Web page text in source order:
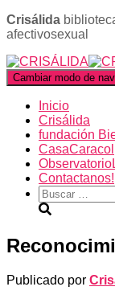
Crisálida
afectivosexual
Cambiar modo de
Inicio
Crisálida
fundación
CasaCaracol
Contactanos!
Buscar:
Publicado por